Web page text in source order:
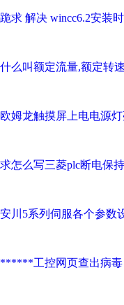
跪求 解决 wincc6.2安装
什么叫额定流量,额定转
欧姆龙触摸屏上电电源灯
求怎么写三菱plc断电保
安川5系列伺服各个参数
******工控网页查出病毒